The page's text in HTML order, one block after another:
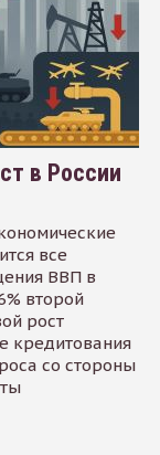
в России
все
ВВП в
второй
рост
кредитования
со стороны